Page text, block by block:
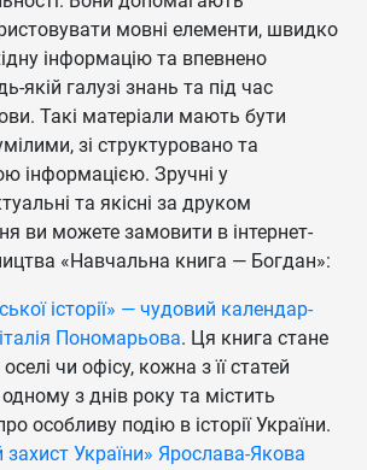
мовні елементи, швидко
інформацію та впевнено
якій галузі знань та під час
Такі матеріали мають бути
зі структуровано та
інформацією. Зручні у
та якісні за друком
ви можете замовити в інтернет-
«Навчальна книга — Богдан»:
історії» — чудовий календар-
Пономарьова. Ця книга стане
чи офісу, кожна з її статей
з днів року та містить
особливу подію в історії України.
захист України» Ярослава-Якова